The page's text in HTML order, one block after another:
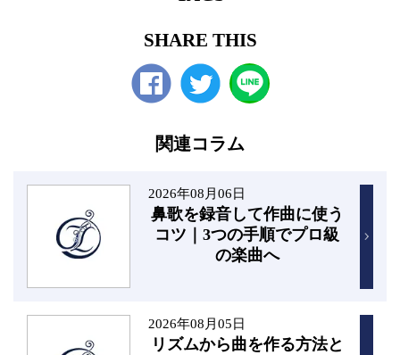
SHARE THIS
関連コラム
2026年08月06日
鼻歌を録音して作曲に使う
コツ｜3つの手順でプロ級
の楽曲へ
2026年08月05日
リズムから曲を作る方法と